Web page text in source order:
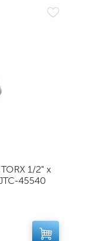
1/2" х
45540